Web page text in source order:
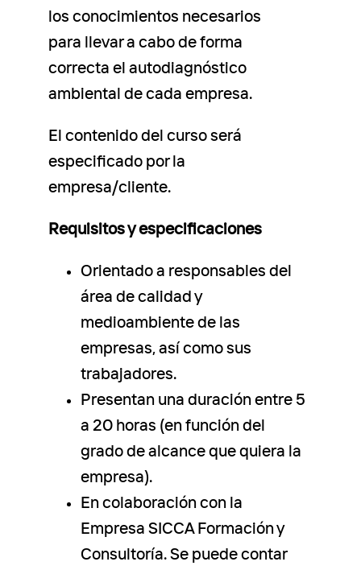
los conocimientos necesarios
para llevar a cabo de forma
correcta el autodiagnóstico
ambiental de cada empresa.
El contenido del curso será
especificado por la
empresa/cliente.
Requisitos y especificaciones
Orientado a responsables del
área de calidad y
medioambiente de las
empresas, así como sus
trabajadores.
Presentan una duración entre 5
a 20 horas (en función del
grado de alcance que quiera la
empresa).
En colaboración con la
Empresa SICCA Formación y
Consultoría. Se puede contar